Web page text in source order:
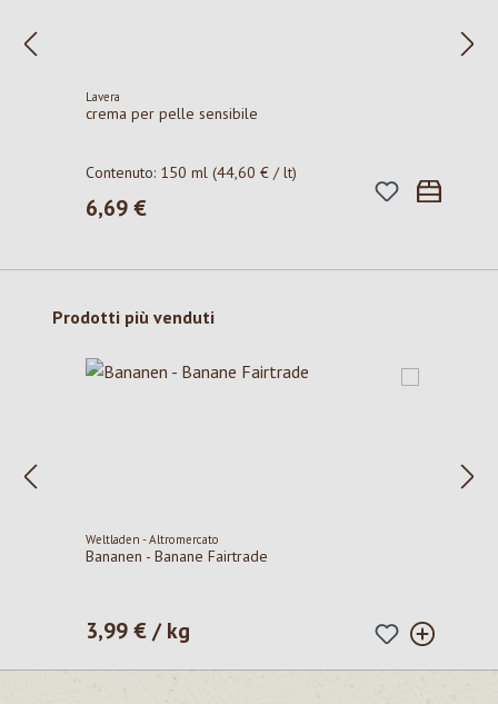
Lavera
crema per pelle sensibile
Contenuto: 150 ml(44,60 € / lt)
Prezzo normale:
6,69 €
Salta la galleria dei prodotti
Prodotti più venduti
Weltladen - Altromercato
Bananen - Banane Fairtrade
Prezzo normale:
3,99 € / kg